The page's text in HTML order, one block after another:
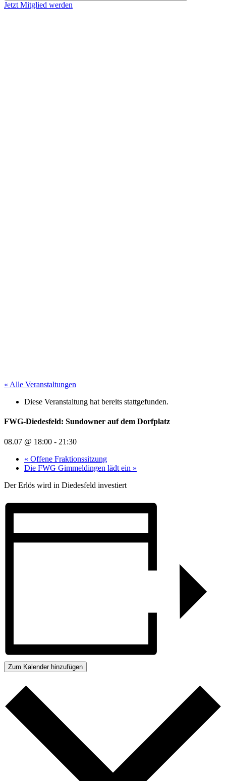
Jetzt Mitglied werden
« Alle Veranstaltungen
Diese Veranstaltung hat bereits stattgefunden.
FWG-Diedesfeld: Sundowner auf dem Dorfplatz
08.07 @ 18:00 - 21:30
« Offene Fraktionssitzung
Die FWG Gimmeldingen lädt ein »
Der Erlös wird in Diedesfeld investiert
Zum Kalender hinzufügen